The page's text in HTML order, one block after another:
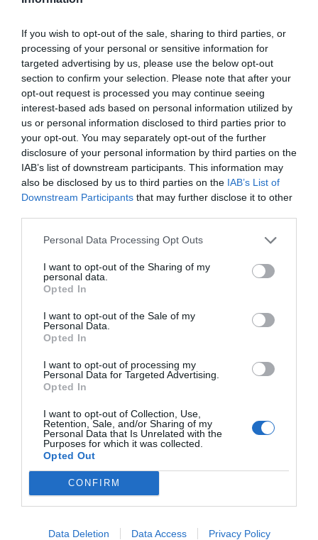
If you wish to opt-out of the sale, sharing to third parties, or
processing of your personal or sensitive information for
targeted advertising by us, please use the below opt-out
section to confirm your selection. Please note that after your
opt-out request is processed you may continue seeing
interest-based ads based on personal information utilized by
us or personal information disclosed to third parties prior to
your opt-out. You may separately opt-out of the further
disclosure of your personal information by third parties on the
IAB’s list of downstream participants. This information may
also be disclosed by us to third parties on the IAB’s List of
Downstream Participants that may further disclose it to other
Personal Data Processing Opt Outs
I want to opt-out of the Sharing of my
personal data.
Opted In
I want to opt-out of the Sale of my
Personal Data.
Opted In
I want to opt-out of processing my
Personal Data for Targeted Advertising.
Opted In
I want to opt-out of Collection, Use,
Retention, Sale, and/or Sharing of my
Personal Data that Is Unrelated with the
Purposes for which it was collected.
Opted Out
CONFIRM
Data Deletion Data Access Privacy Policy
Índex2P
VivaGym
En la Península Ibérica opera 98 instalaciones
de ellas en España, donde tiene presencia en Barcelona
(21), Madrid (9, y una apertura en Cuzco en camino),
Valencia (6), Vizcaya y Baleares (3), Zaragoza (4), Sevilla
(2), Murcia, Almería, Málaga, Granada, Córdoba,
Pontevedra y Álava (1). El resto están en Portugal.
Hasta el estallido de la pandemia y tras su entrada
en el mercado luso con la integración de Fitness Hut, el
grupo había previsto entre diez y veinte aperturas
anuales, un objetivo que no pudo conseguir el año
pasado, pero que en un futuro prevé retomar. A largo
plazo, la compañía aspira a triplicar su tamaño hasta
300 gimnasios repartidos entre tres mercados: España,
Portugal y un tercero aún por determinar. El objetivo es
Añadir2Playbookcomo fuente preferida de Google
de forma gratuita
Mantente informado con las últimas noticias de actualidad.
Compartir